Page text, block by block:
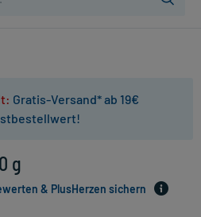
Gratis-Versand* ab 19€
g
& PlusHerzen sichern